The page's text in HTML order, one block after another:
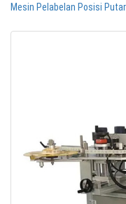
Mesin Pelabelan Posisi